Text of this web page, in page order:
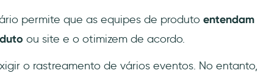
permite que as equipes de produto entendam
ou site e o otimizem de acordo.
o rastreamento de vários eventos. No entanto,